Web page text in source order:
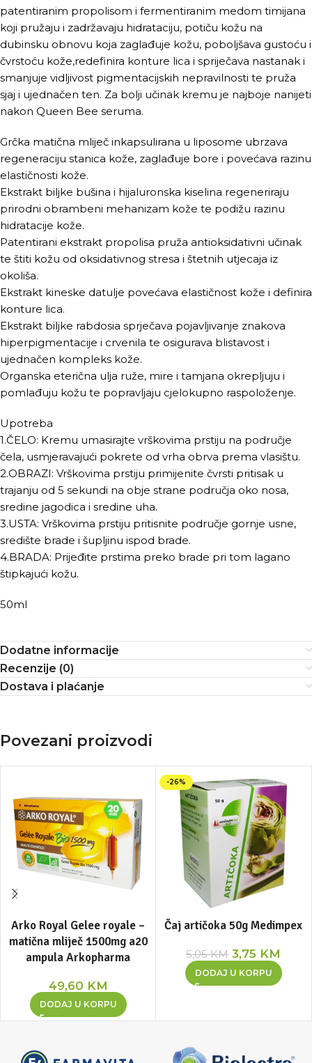
patentiranim propolisom i fermentiranim medom timijana
koji pružaju i zadržavaju hidrataciju, potiču kožu na
dubinsku obnovu koja zaglađuje kožu, poboljšava gustoću i
čvrstoću kože,redefinira konture lica i spriječava nastanak i
smanjuje vidljivost pigmentacijskih nepravilnosti te pruža
sjaj i ujednačen ten. Za bolji učinak kremu je najboje nanijeti
nakon Queen Bee seruma.
Grčka matična mliječ inkapsulirana u liposome ubrzava
regeneraciju stanica kože, zaglađuje bore i povećava razinu
elastičnosti kože.
Ekstrakt biljke bušina i hijaluronska kiselina regeneriraju
prirodni obrambeni mehanizam kože te podižu razinu
hidratacije kože.
Patentirani ekstrakt propolisa pruža antioksidativni učinak
te štiti kožu od oksidativnog stresa i štetnih utjecaja iz
okoliša.
Ekstrakt kineske datulje povećava elastičnost kože i definira
konture lica.
Ekstrakt biljke rabdosia sprječava pojavljivanje znakova
hiperpigmentacije i crvenila te osigurava blistavost i
ujednačen kompleks kože.
Organska eterična ulja ruže, mire i tamjana okrepljuju i
pomlađuju kožu te popravljaju cjelokupno raspoloženje.
Upotreba
1.ČELO: Kremu umasirajte vrškovima prstiju na područje
čela, usmjeravajući pokrete od vrha obrva prema vlasištu.
2.OBRAZI: Vrškovima prstiju primijenite čvrsti pritisak u
trajanju od 5 sekundi na obje strane područja oko nosa,
sredine jagodica i sredine uha.
3.USTA: Vrškovima prstiju pritisnite područje gornje usne,
središte brade i šupljinu ispod brade.
4.BRADA: Prijeđite prstima preko brade pri tom lagano
štipkajući kožu.
50ml
Dodatne informacije
Recenzije (0)
Dostava i plaćanje
Povezani proizvodi
Arko Royal Gelee royale –
matična mliječ 1500mg a20
ampula Arkopharma
49,60 KM
DODAJ U KORPU
-26%
Čaj artičoka 50g Medimpex
5,05KM 3,75 KM
DODAJ U KORPU